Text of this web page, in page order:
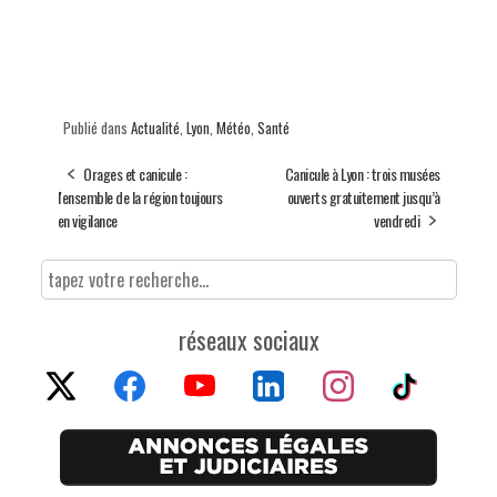
Publié dans Actualité, Lyon, Météo, Santé
Orages et canicule :
l'ensemble de la région toujours
en vigilance
Canicule à Lyon : trois musées
ouverts gratuitement jusqu’à
vendredi
réseaux sociaux